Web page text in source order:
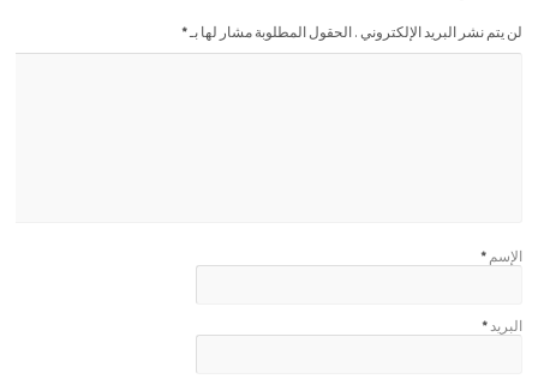
لن يتم نشر البريد الإلكتروني . الحقول المطلوبة مشار لها بـ*
الإسم *
البريد*